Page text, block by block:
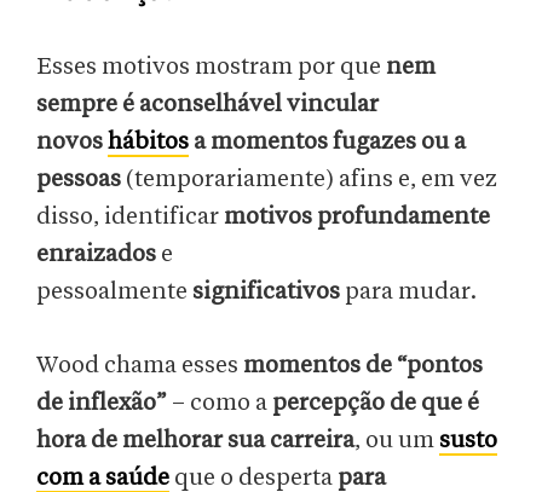
Esses motivos mostram por que nem
sempre é aconselhável vincular
novoshábitos a momentos fugazes ou a
pessoas (temporariamente) afins e, em vez
disso, identificar motivos profundamente
enraizados e
pessoalmente significativos para mudar.
Wood chama esses momentos de “pontos
de inflexão” – como a percepção de que é
hora de melhorar sua carreira, ou um susto
com a saúde que o desperta para